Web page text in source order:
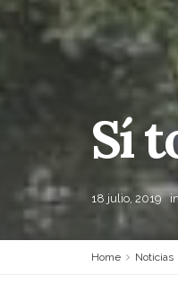
Sí
18 julio, 2019
Home Noticias